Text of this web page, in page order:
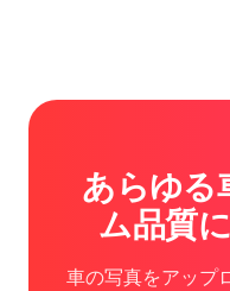
あらゆる
ム品質
車の写真をアップ